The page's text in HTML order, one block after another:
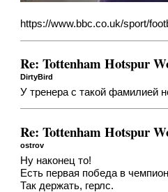
https://www.bbc.co.uk/sport/
Re: Tottenham Hotspur
DirtyBird
У тренера с такой фамилией
Re: Tottenham Hotspur
ostrov
Ну наконец то!
Есть первая победа в
Так держать, герлс.